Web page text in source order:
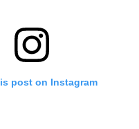
post on Instagram